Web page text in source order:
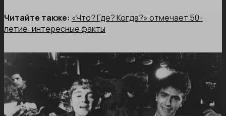
Читайте также: «Что? Где? Когда?» отмечает 50-
летие: интересные факты